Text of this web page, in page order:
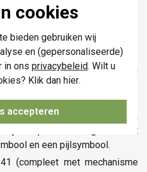
cookies
bieden gebruiken wij
en (gepersonaliseerde)
in ons privacybeleid. Wilt u
Klik dan hier.
accepteren
+ asa. De grondstof is in de
gekleurd bij benadering NCS
snaphaken (1–1,2 mm
mm naar achteren)
eerst de schroef, duw de
en klik deze los met een
juiste plaats is aangeduid met
en een pijlsymbool.
(compleet met mechanisme